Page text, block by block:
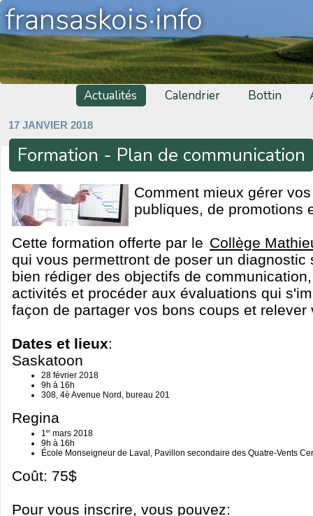
fransaskois·info
Actualités Calendrier Bottin
17 JANVIER 2018
Formation - Plan de communication
Comment mieux gérer
publiques, de promotions
Cette formation offerte par le Collège
qui vous permettront de poser un diagnostic
bien rédiger des objectifs de
activités et procéder aux évaluations qui
façon de partager vos bons coups et relever
Dates et lieux:
Saskatoon
28 février 2018
9h à 16h
308, 4è Avenue Nord, bureau 201
Regina
1ermars 2018
9h à 16h
École Monseigneur de Laval, Pavillon secondaire des Quatre-Vents
Coût: 75$
Pour vous inscrire, vous pouvez: